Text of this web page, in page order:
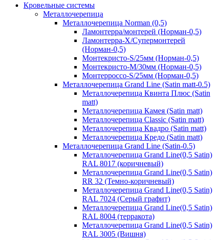
Кровельные системы
Металлочерепица
Металлочерепица Norman (0,5)
Ламонтерра/монтерей (Норман-0,5)
Ламонтерра-Х/Супермонтерей
(Норман-0,5)
Монтекристо-S/25мм (Норман-0,5)
Монтекристо-M/30мм (Норман-0,5)
Монтерроссо-S/25мм (Норман-0,5)
Металлочерепица Grand Line (Satin matt-0.5)
Металлочерепица Квинта Плюс (Satin
matt)
Металлочерепица Камея (Satin matt)
Металлочерепица Classic (Satin matt)
Металлочерепица Квадро (Satin matt)
Металлочерепица Кредо (Satin matt)
Металлочерепица Grand Line (Satin-0.5)
Металлочерепица Grand Line(0,5 Satin)
RAL 8017 (коричневый)
Металлочерепица Grand Line(0,5 Satin)
RR 32 (Темно-коричневый)
Металлочерепица Grand Line(0,5 Satin)
RAL 7024 (Серый графит)
Металлочерепица Grand Line(0,5 Satin)
RAL 8004 (терракота)
Металлочерепица Grand Line(0,5 Satin)
RAL 3005 (Вишня)